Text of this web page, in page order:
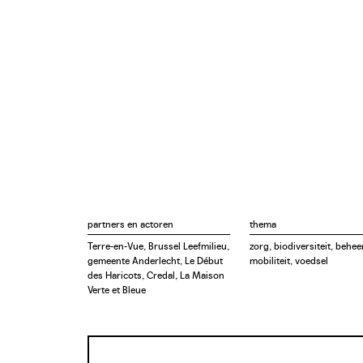
partners en actoren
Terre-en-Vue, Brussel Leefmilieu,
gemeente Anderlecht, Le Début
des Haricots, Credal, La Maison
Verte et Bleue
thema
zorg, biodiversiteit,
mobiliteit, voedsel